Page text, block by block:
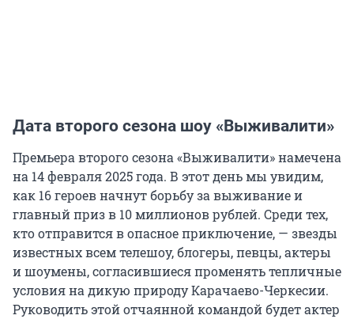
Дата второго сезона шоу «Выживалити»
Премьера второго сезона «Выживалити» намечена
на 14 февраля 2025 года. В этот день мы увидим,
как 16 героев начнут борьбу за выживание и
главный приз в 10 миллионов рублей. Среди тех,
кто отправится в опасное приключение, — звезды
известных всем телешоу, блогеры, певцы, актеры
и шоумены, согласившиеся променять тепличные
условия на дикую природу Карачаево-Черкесии.
Руководить этой отчаянной командой будет актер